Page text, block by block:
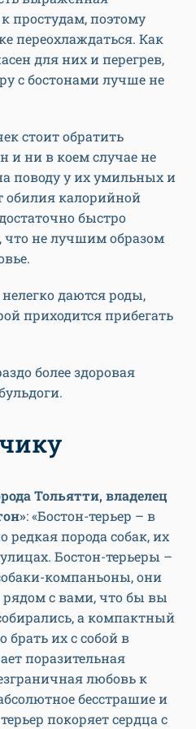
простудам, поэтому
переохлаждаться. Как
для них и перегрев,
с бостонами лучше не
стоит обратить
и ни в коем случае не
поводу у их умильных и
обилия калорийной
быстро
не лучшим образом
даются роды,
приходится прибегать
более здоровая
Тольятти, владелец
: «Бостон-терьер – в
редкая порода собак, их
Бостон-терьеры –
компаньоны, они
рядом с вами, что бы вы
а компактный
брать их с собой в
поразительная
любовь к
бесстрашие и
покоряет сердца с